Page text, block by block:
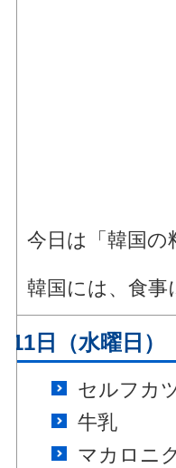
今日は「韓国の
韓国には、食
11日（水曜日）
セルフカ
牛乳
マカロニ